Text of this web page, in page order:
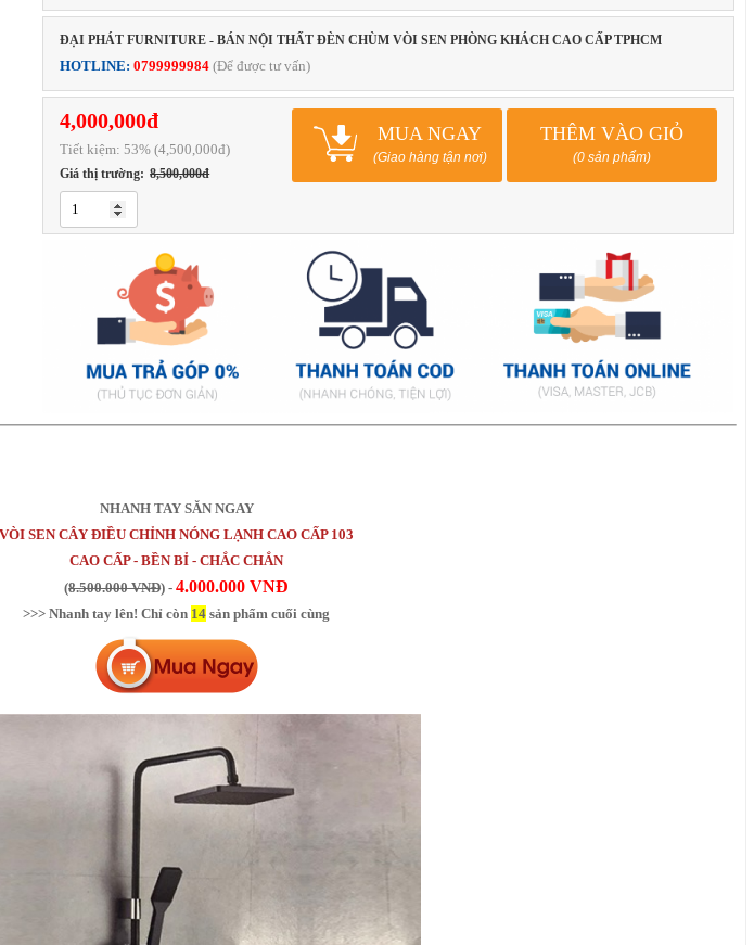
ĐẠI PHÁT FURNITURE - BÁN NỘI THẤT ĐÈN CHÙM VÒI SEN PHÒNG KHÁCH CAO CẤP TPHCM
HOTLINE:0799999984 (Để được tư vấn)
4,000,000đ
Tiết kiệm:53% (4,500,000đ)
Giá thị trường: 8,500,000đ
MUA NGAY
(Giao hàng tận nơi)
THÊM VÀO GIỎ
(0 sản phẩm)
NHANH TAY SĂN NGAY
VÒI SEN CÂY ĐIỀU CHỈNH NÓNG LẠNH CAO CẤP 103
CAO CẤP - BỀN BỈ - CHẮC CHẮN
(8.500.000 VNĐ) -4.000.000 VNĐ
>>> Nhanh tay lên! Chỉ còn 14 sản phẩm cuối cùng